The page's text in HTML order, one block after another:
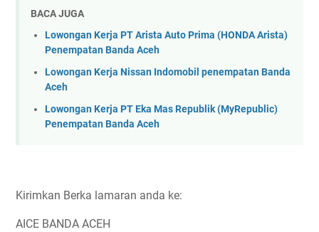
BACA JUGA
Lowongan Kerja PT Arista Auto Prima (HONDA Arista)
Penempatan Banda Aceh
Lowongan Kerja Nissan Indomobil penempatan Banda
Aceh
Lowongan Kerja PT Eka Mas Republik (MyRepublic)
Penempatan Banda Aceh
Kirimkan Berka lamaran anda ke:
AICE BANDA ACEH